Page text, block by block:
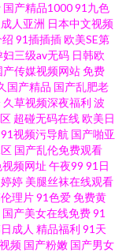
熟妇中文字幕 91九色
色精品网址 91pro成
也久久 91jupao 九一
国产精品100091九色
人亚洲 日本中文视频
91插插插欧美SE第
妇三级av无码 日韩欧
产传媒视频网站免费
国产精品 国产乱肥老
久草视频深夜福利 波
超碰无码在线欧美日
91视频污导航 国产啪亚
国产乱伦免费观看
频网址 午夜99 91日
婷 美腿丝袜在线观看
理片91色爱免费黄
国产美女在线免费91
成人 精品福利 91天
频 国产粉嫩 国产男女